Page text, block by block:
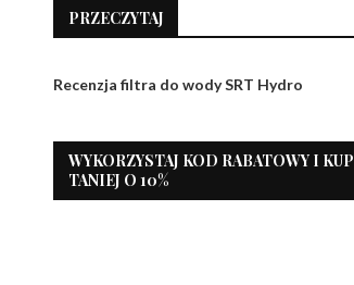
PRZECZYTAJ
Recenzja filtra do wody SRT Hydro
WYKORZYSTAJ KOD RABATOWY I KUP
TANIEJ O 10%